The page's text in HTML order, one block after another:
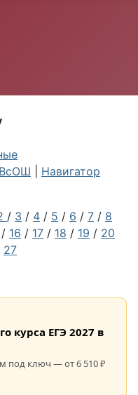
ВсОШ
Навигатор
/ 3 / 4 / 5 / 6 / 7 / 8
/ 16 / 17 / 18 / 19 / 20
27
курса ЕГЭ 2027 в
под ключ — от 6 510 ₽